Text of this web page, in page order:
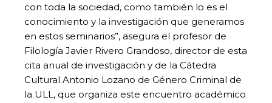
con toda la sociedad, como también lo es el
conocimiento y la investigación que generamos
en estos seminarios”, asegura el profesor de
Filología Javier Rivero Grandoso, director de esta
cita anual de investigación y de la Cátedra
Cultural Antonio Lozano de Género Criminal de
la ULL, que organiza este encuentro académico